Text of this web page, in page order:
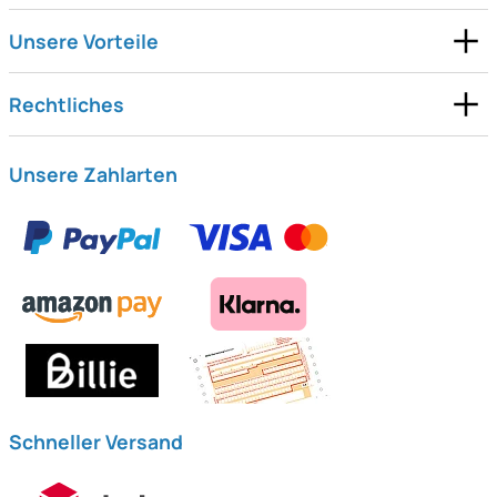
Unsere Vorteile
Rechtliches
Unsere Zahlarten
Schneller Versand